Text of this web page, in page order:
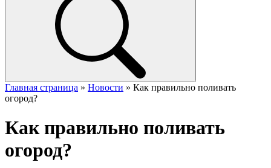
Главная страница » Новости » Как правильно поливать
огород?
Как правильно поливать
огород?